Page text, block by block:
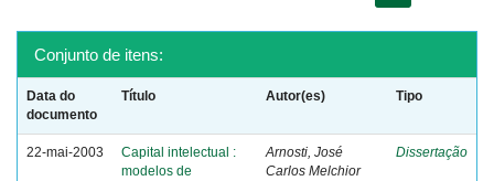
Conjunto de itens:
Data do
documento
Título Autor(es) Tipo
22-mai-2003
Capital intelectual :
modelos de
Arnosti, José
Carlos Melchior
Dissertação